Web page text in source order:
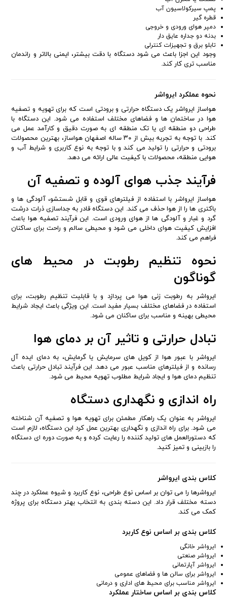
پمپ سیرکولاسیون آب
قطره گیر
دمپر هوای ورودی و خروجی
بدنه دو جداره عایق دار
تابلو برق و تجهیزات کنترلی
وجود این اجزا باعث می شود دستگاه با دقت بیشتر، ایمنی بالاتر و راندمان
مناسب تری کار کند.
نحوه عملکرد ایرواشر
هواساز ایرواشر یک دستگاه حرارتی و برودتی است که برای تهویه و تصفیه
هوا در ساختمان ها و فضاهای مختلف استفاده می شود. این دستگاه با
طراحی دو منطقه ای یا تک منطقه ای به صورت دقیق و کارآمد عمل می
کند. با توجه به تجربه بیش از ۳۰ ساله اصفهان هواساز، بهترین محصولات
برودتی و حرارتی را تولید می کند و با توجه به نوع کاربری و شرایط آب و
هوایی منطقه، محصولات با کیفیت عالی ارائه می دهد.
فرآیند جذب هوای آلوده و تصفیه آن
هواساز ایرواشر با استفاده از فیلترهای قوی و قابل شستشو، آلودگی ها و
باکتری ها را از هوا حذف می کند. این دستگاه قادر به جداسازی ذرات درشت
گرد و غبار و آلودگی ها از هوای ورودی است. این فرآیند تصفیه هوا باعث
افزایش کیفیت هوای داخلی می شود و محیطی سالم و راحت برای ساکنان
فراهم می کند.
نحوه تنظیم رطوبت در محیط های
گوناگون
ایرواشر به رطوبت زنی هوا می پردازد و با قابلیت تنظیم رطوبت، برای
استفاده در فضاهای مختلف بسیار مفید است. این ویژگی باعث ایجاد شرایط
محیطی بهینه و مناسب برای ساکنان می شود.
تبادل حرارتی و تاثیر آن بر دمای هوا
ایرواشر با عبور هوا از کویل های سرمایش یا گرمایش، به دمای ایده آل
رسانده و از فیلترهای مناسب عبور می دهد. این فرآیند تبادل حرارتی باعث
تنظیم دمای هوا و ایجاد شرایط مطلوب تهویه محیط می شود.
راه اندازی و نگهداری دستگاه
ایرواشر به عنوان یک راهکار مطمئن برای تهویه هوا و تصفیه آن شناخته
می شود. برای راه اندازی و نگهداری بهترین عمل کرد این دستگاه، لازم است
که دستورالعمل های تولید کننده را رعایت کرده و به صورت دوره ای دستگاه
را بازبینی و تمیز کنید.
کلاس بندی ایرواشر
ایرواشرها را می توان بر اساس نوع طراحی، نوع کاربرد و شیوه عملکرد در چند
دسته مختلف قرار داد. این دسته بندی به انتخاب بهتر دستگاه برای پروژه
کمک می کند.
کلاس بندی بر اساس نوع کاربرد
ایرواشر خانگی
ایرواشر صنعتی
ایرواشر آپارتمانی
ایرواشر برای سالن ها و فضاهای عمومی
ایرواشر مناسب برای محیط های اداری و درمانی
کلاس بندی بر اساس ساختار عملکرد